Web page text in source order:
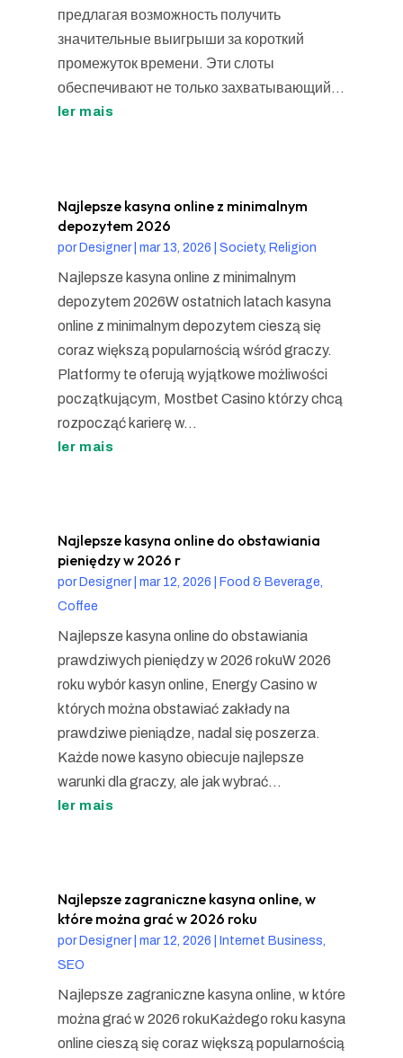
предлагая возможность получить
значительные выигрыши за короткий
промежуток времени. Эти слоты
обеспечивают не только захватывающий...
ler mais
Najlepsze kasyna online z minimalnym
depozytem 2026
porDesigner| mar 13, 2026 Society, Religion
Najlepsze kasyna online z minimalnym
depozytem 2026W ostatnich latach kasyna
online z minimalnym depozytem cieszą się
coraz większą popularnością wśród graczy.
Platformy te oferują wyjątkowe możliwości
początkującym, Mostbet Casino którzy chcą
rozpocząć karierę w...
ler mais
Najlepsze kasyna online do obstawiania
pieniędzy w 2026 r
porDesigner| mar 12, 2026
Food & Beverage,
Coffee
Najlepsze kasyna online do obstawiania
prawdziwych pieniędzy w 2026 rokuW 2026
roku wybór kasyn online, Energy Casino w
których można obstawiać zakłady na
prawdziwe pieniądze, nadal się poszerza.
Każde nowe kasyno obiecuje najlepsze
warunki dla graczy, ale jak wybrać...
ler mais
Najlepsze zagraniczne kasyna online, w
które można grać w 2026 roku
por Designer| mar 12, 2026
Internet Business,
SEO
Najlepsze zagraniczne kasyna online, w które
można grać w 2026 rokuKażdego roku kasyna
online cieszą się coraz większą popularnością